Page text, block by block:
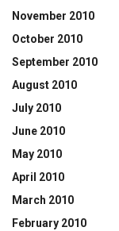
November 2010
October 2010
September 2010
August 2010
July 2010
June 2010
May 2010
April 2010
March 2010
February 2010